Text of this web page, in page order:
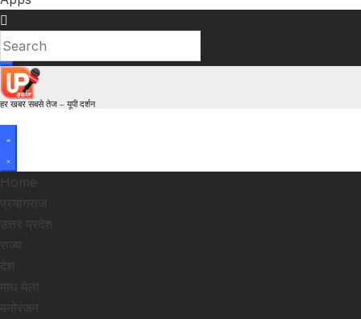
हर खबर सबसे तेज – यूपी दर्शन
Home
प्रयागराज
उत्तर प्रदेश
राज्य
देश
माघ मेला
मनोरंजन